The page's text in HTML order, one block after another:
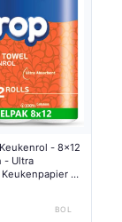
- 8x12
- Ultra
-
BOL